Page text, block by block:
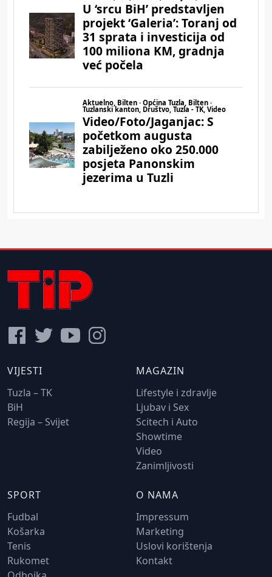
VIJESTI
Tuzla – TK
BiH
Regija – Svijet
MAGAZIN
Lifestyle i zdravlje
Ljubav i Sex
Scitech i Auto
Showtime
Video
Zanimljivosti
SPORT
Fudbal
Košarka
Tenis
Rukomet
O NAMA
Impressum
Marketing
Uslovi korištenja
Kontakt